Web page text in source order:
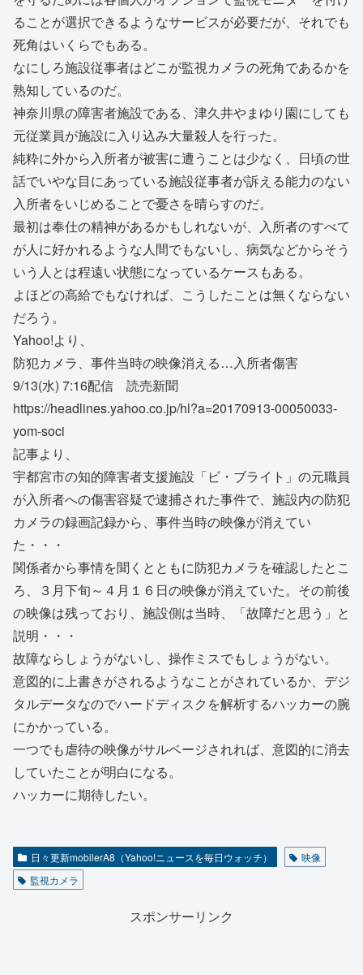
ることが選択できるようなサービスが必要だが、それでも
死角はいくらでもある。
なにしろ施設従事者はどこが監視カメラの死角であるかを
熟知しているのだ。
神奈川県の障害者施設である、津久井やまゆり園にしても
元従業員が施設に入り込み大量殺人を行った。
純粋に外から入所者が被害に遭うことは少なく、日頃の世
話でいやな目にあっている施設従事者が訴える能力のない
入所者をいじめることで憂さを晴らすのだ。
最初は奉仕の精神があるかもしれないが、入所者のすべて
が人に好かれるような人間でもないし、病気などからそう
いう人とは程遠い状態になっているケースもある。
よほどの高給でもなければ、こうしたことは無くならない
だろう。
Yahoo!より、
防犯カメラ、事件当時の映像消える…入所者傷害
9/13(水) 7:16配信 読売新聞
https://headlines.yahoo.co.jp/hl?a=20170913-00050033-
yom-soci
記事より、
宇都宮市の知的障害者支援施設「ビ・ブライト」の元職員
が入所者への傷害容疑で逮捕された事件で、施設内の防犯
カメラの録画記録から、事件当時の映像が消えてい
た・・・
関係者から事情を聞くとともに防犯カメラを確認したとこ
ろ、３月下旬～４月１６日の映像が消えていた。その前後
の映像は残っており、施設側は当時、「故障だと思う」と
説明・・・
故障ならしょうがないし、操作ミスでもしょうがない。
意図的に上書きがされるようなことがされているか、デジ
タルデータなのでハードディスクを解析するハッカーの腕
にかかっている。
一つでも虐待の映像がサルベージされれば、意図的に消去
していたことが明白になる。
ハッカーに期待したい。
日々更新mobilerA8（Yahoo!ニュースを毎日ウォッチ）
映像
監視カメラ
スポンサーリンク